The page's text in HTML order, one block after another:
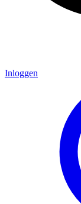
Inloggen